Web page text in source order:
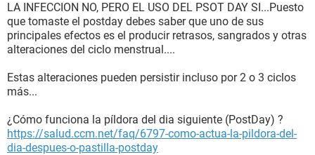
LA INFECCION NO, PERO EL USO DEL PSOT DAY SI...Puesto
que tomaste el postday debes saber que uno de sus
principales efectos es el producir retrasos, sangrados y otras
alteraciones del ciclo menstrual....
Estas alteraciones pueden persistir incluso por 2 o 3 ciclos
más...
¿Cómo funciona la píldora del dia siguiente (PostDay) ?
https://salud.ccm.net/faq/6797-como-actua-la-pildora-del-
dia-despues-o-pastilla-postday